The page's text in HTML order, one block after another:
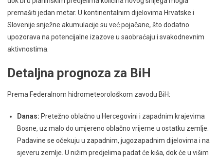
premašiti jedan metar. U kontinentalnim dijelovima Hrvatske i
Slovenije snježne akumulacije su već pojačane, što dodatno
upozorava na potencijalne izazove u saobraćaju i svakodnevnim
aktivnostima.
Detaljna prognoza za BiH
Prema Federalnom hidrometeorološkom zavodu BiH:
Danas: Pretežno oblačno u Hercegovini i zapadnim krajevima
Bosne, uz malo do umjereno oblačno vrijeme u ostatku zemlje.
Padavine se očekuju u zapadnim, jugozapadnim dijelovima i na
sjeveru zemlje. U nižim predjelima padat će kiša, dok će u višim